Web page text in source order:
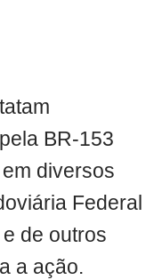
BR-153
diversos
Federal
de outros
a ação.